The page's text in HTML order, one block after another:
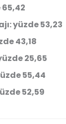
yüzde 53,23
43,18
25,65
55,44
52,59